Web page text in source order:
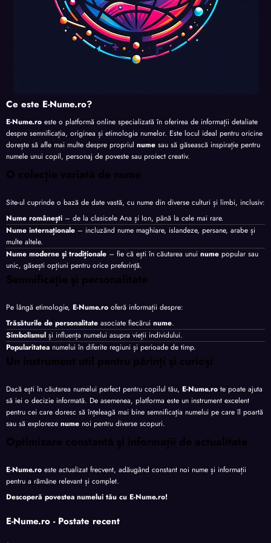
Ce este E-Nume.ro?
E-Nume.ro este o platformă online specializată în oferirea de informații detaliate
despre semnificația, originea și etimologia numelor. Este locul ideal pentru oricine
dorește să afle mai multe despre propriul nume sau să găsească inspirație pentru
numele unui copil, personaj de poveste sau proiect creativ.
O colecție variată de nume
Site-ul cuprinde o bază de date vastă, cu nume din diverse culturi și limbi, inclusiv:
Nume românești – de la clasicele Ana și Ion, până la cele mai rare.
Nume internaționale – incluzând nume maghiare, islandeze, persane, arabe și
multe altele.
Nume moderne și tradiționale – fie că ești în căutarea unui nume popular sau
unic, găsești opțiuni pentru orice preferință.
Semnificație și personalitate
Pe lângă etimologie, E-Nume.ro oferă informații despre:
Trăsăturile de personalitate asociate fiecărui nume.
Simbolismul și influența numelui asupra vieții individului.
Popularitatea numelui în diferite regiuni și perioade de timp.
Un instrument util pentru părinți și curioși
Dacă ești în căutarea numelui perfect pentru copilul tău, E-Nume.ro te poate ajuta
să iei o decizie informată. De asemenea, platforma este un instrument excelent
pentru cei care doresc să înțeleagă mai bine semnificația numelui pe care îl poartă
sau să exploreze nume noi pentru diverse scopuri.
Optimizare constantă și informații de actualitate
E-Nume.ro este actualizat frecvent, adăugând constant noi nume și informații
pentru a rămâne relevant și complet.
Descoperă povestea numelui tău cu E-Nume.ro!
E-Nume.ro - Postate recent